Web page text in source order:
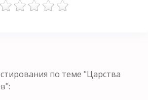
по теме "Царства